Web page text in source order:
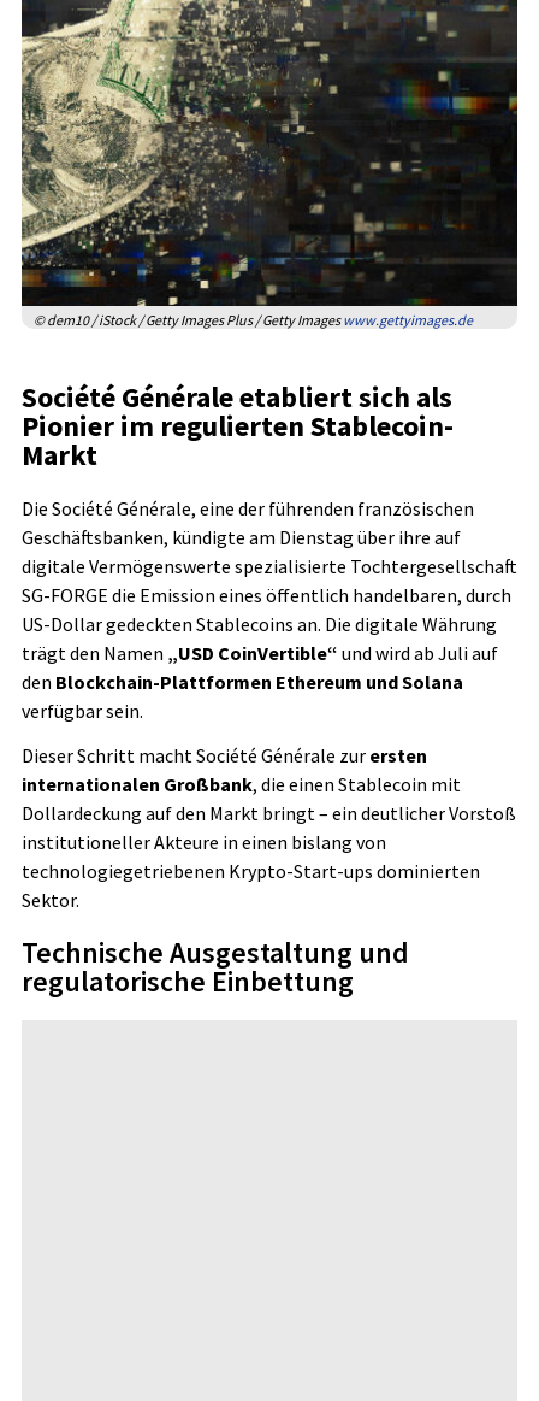
© dem10 / iStock / Getty Images Plus / Getty Imageswww.gettyimages.de
Société Générale etabliert sich als
Pionier im regulierten Stablecoin-
Markt
Die Société Générale, eine der führenden französischen
Geschäftsbanken, kündigte am Dienstag über ihre auf
digitale Vermögenswerte spezialisierte Tochtergesellschaft
SG-FORGE die Emission eines öffentlich handelbaren, durch
US-Dollar gedeckten Stablecoins an. Die digitale Währung
trägt den Namen „USD CoinVertible“ und wird ab Juli auf
den Blockchain-Plattformen Ethereum und Solana
verfügbar sein.
Dieser Schritt macht Société Générale zur ersten
internationalen Großbank, die einen Stablecoin mit
Dollardeckung auf den Markt bringt – ein deutlicher Vorstoß
institutioneller Akteure in einen bislang von
technologiegetriebenen Krypto-Start-ups dominierten
Sektor.
Technische Ausgestaltung und
regulatorische Einbettung